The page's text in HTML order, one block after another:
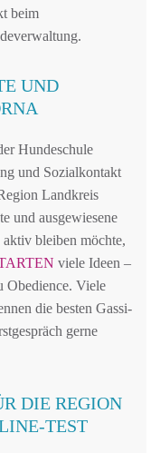
beim
UND
Hundeschule
und Sozialkontakt
Landkreis
und ausgewiesene
bleiben möchte,
viele Ideen –
Obedience. Viele
die besten Gassi-
gerne
DIE REGION
TEST